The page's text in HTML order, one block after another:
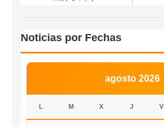
Noticias por Fechas
agosto 2026
L M X J V